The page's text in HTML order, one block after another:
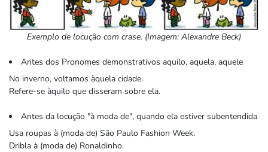
Exemplo de locução com crase. (Imagem: Alexandre Beck)
Antes dos Pronomes demonstrativos aquilo, aquela, aquele
No inverno, voltamos àquela cidade.
Refere-se àquilo que disseram sobre ela.
Antes da locução "à moda de", quando ela estiver subentendida
Usa roupas à (moda de) São Paulo Fashion Week.
Dribla à (moda de) Ronaldinho.